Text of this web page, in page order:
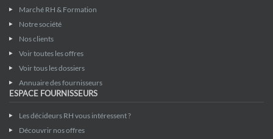
Marché RH & Formation
Notre société
Nos clients
Voir toutes les offres
Voir tous les dossiers
Annuaire des fournisseurs
ESPACE FOURNISSEURS
Les décideurs RH vous intéressent ?
Découvrir nos offres